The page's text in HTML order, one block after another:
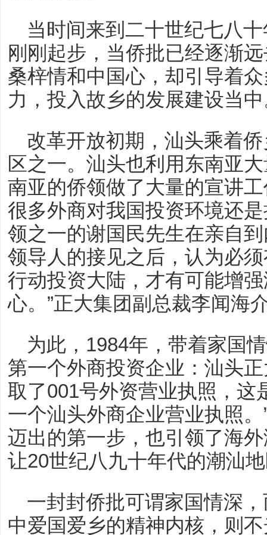
当时间来到二十世纪七八
刚刚起步，当侨批已经逐渐
桑梓情和中国心，却引导着
力，投入故乡的发展建设当
改革开放初期，汕头乘着
区之一。汕头也利用东南亚
南亚的侨领做了大量的宣讲
很多外商对我国投资环境还
领之一的谢国民先生在亲自
领导人的接见之后，认为必
行动投资大陆，才有可能增
心。”正大集团副总裁李闻海
为此，1984年，带着家国
第一个外商投资企业：汕头
取了001号外资营业执照，这
一个汕头外商企业营业执照
迈出的第一步，也引领了海
让20世纪八九十年代的潮汕
一封封侨批可谓家国情深
中爱国爱乡的精神内核，则